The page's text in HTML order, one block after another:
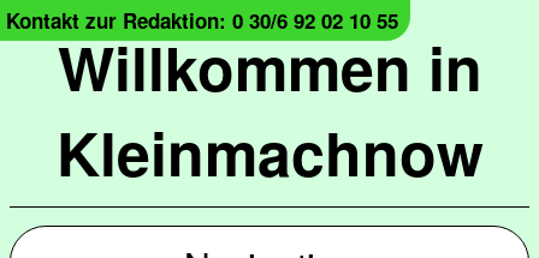
Willkommen in
Kleinmachnow
Kontakt zur Redaktion: 0 30/6 92 02 10 55